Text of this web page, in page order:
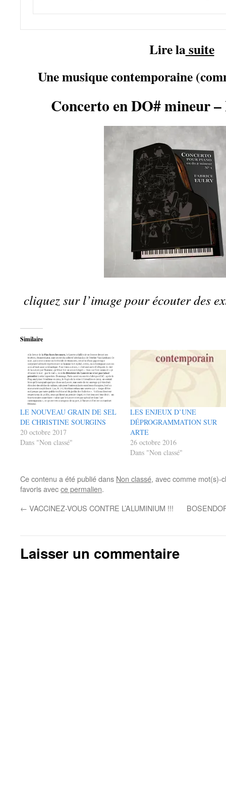
Lire lasuite
Une musique contemporaine
Concerto en DO# mineur
cliquez sur l’image pour écouter des
Similaire
LE NOUVEAU GRAIN DE SEL
DE CHRISTINE SOURGINS
20 octobre 2017
Dans "Non classé"
LES ENJEUX D’UNE
DÉPROGRAMMATION SUR
ARTE
26 octobre 2016
Dans "Non classé"
Ce contenu a été publié dans Non classé, avec comme mot(s)-
favoris avecce permalien.
← VACCINEZ-VOUS CONTRE L’ALUMINIUM !!!
Laisser un commentaire